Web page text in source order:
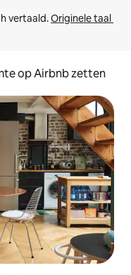
vertaald. Originele taal
op Airbnb zetten